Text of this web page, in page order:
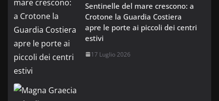
Sentinelle del mare crescono: a
Crotone la Guardia Costiera
apre le porte ai piccoli dei centri
estivi
17 Luglio 2026